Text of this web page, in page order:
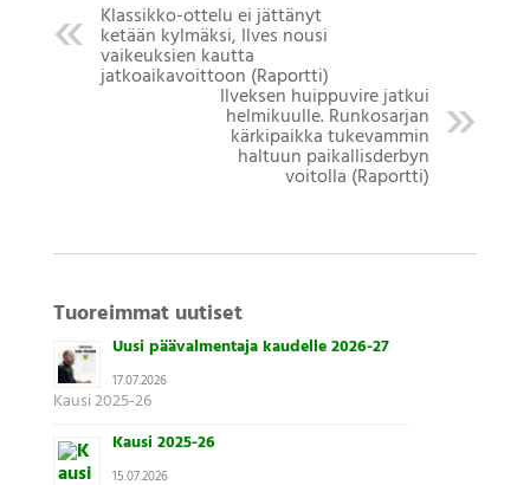
Klassikko-ottelu ei jättänyt
ketään kylmäksi, Ilves nousi
vaikeuksien kautta
jatkoaikavoittoon (Raportti)
Ilveksen huippuvire jatkui
helmikuulle. Runkosarjan
kärkipaikka tukevammin
haltuun paikallisderbyn
voitolla (Raportti)
Tuoreimmat uutiset
Uusi päävalmentaja kaudelle 2026-27
17.07.2026
Kausi 2025-26
Kausi 2025-26
15.07.2026